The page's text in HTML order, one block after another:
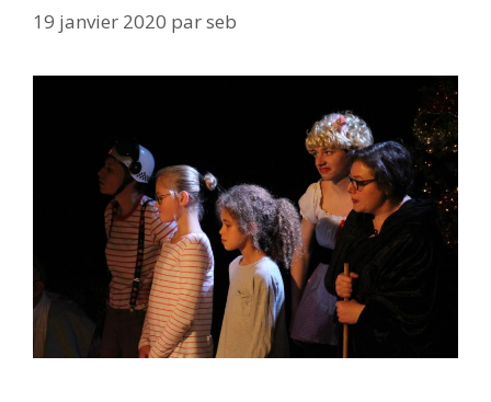
19 janvier 2020 parseb